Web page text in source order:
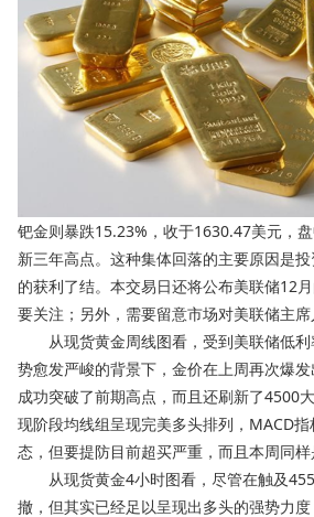
钯金则暴跌15.23%，收于1630.47美元，
新三年高点。这种集体回落的主要原因是
的获利了结。本交易日还将公布美联储12
要关注；另外，需要留意市场对美联储主席
从现货黄金周线图看，受到美联储低利
势愈发严峻的背景下，金价在上周再次爆
成功突破了前期高点，而且还刷新了4500
现阶段均线组呈现完美多头排列，MACD
态，但要提防目前超买严重，而且本周同样
从现货黄金4小时图看，尽管在触及
撤，但其实已经足以呈现出多头的强势力